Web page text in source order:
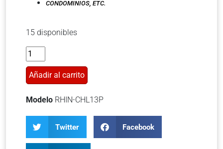
CONDOMINIOS, ETC.
15 disponibles
Añadir al carrito
Modelo RHIN-CHL13P
Twitter Facebook